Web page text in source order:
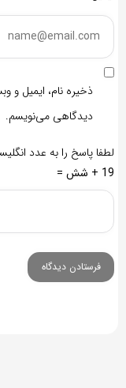
ذخیره نام، ایمیل و
دیدگاهی می‌نویسم.
لطفا پاسخ را به عدد
19 + شش =